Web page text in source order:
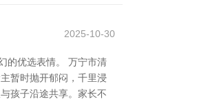
2025-10-30
的优选表情。 万宁市清
暂时抛开郁闷，千里浸
孩子沿途共享。家长不